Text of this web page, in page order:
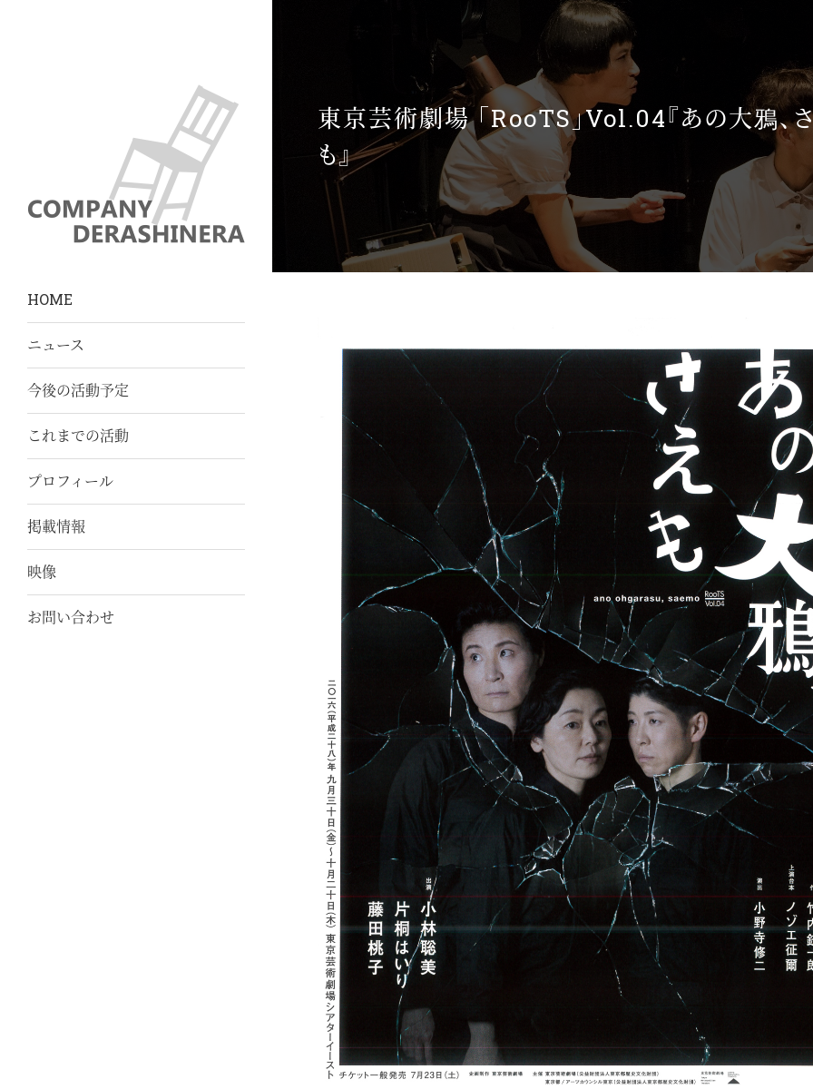
HOME
ニュース
今後の活動予定
これまでの活動
プロフィール
掲載情報
映像
お問い合わせ
東京芸術劇場 「RooTS」Vol.04『あの大鴉、
も』
You are here: